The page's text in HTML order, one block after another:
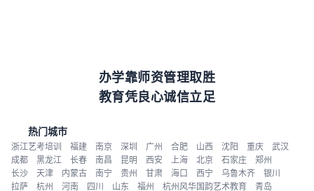
办学靠师资管理取胜
教育凭良心诚信立足
热门城市
浙江艺考培训 福建 南京 深圳 广州 合肥 山西 沈阳 重庆
武汉
成都
黑龙江 长春 南昌 昆明 西安 上海 北京 石家庄
郑州
长沙
天津 内蒙古 南宁 贵州 甘肃 海口 西宁 乌鲁木齐
银川
拉萨
杭州 河南 四川 山东 福州 杭州风华国韵艺术教育
青岛